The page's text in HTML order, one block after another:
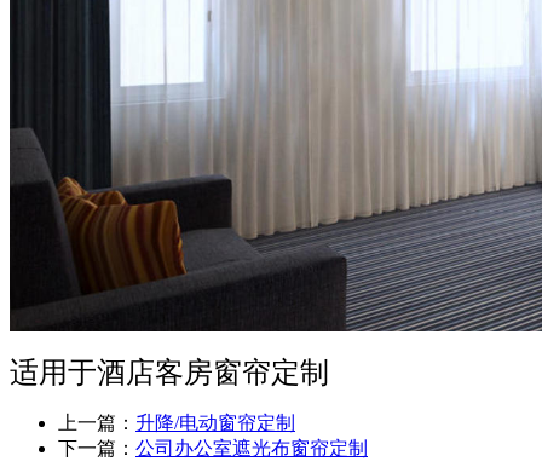
适用于酒店客房窗帘定制
上一篇： 升降/电动窗帘定制
下一篇： 公司办公室遮光布窗帘定制